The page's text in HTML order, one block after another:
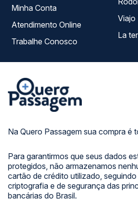
Na Quero Passagem sua compra é
Para garantirmos que seus dados
protegidos, não armazenamos
cartão de crédito utilizado,
criptografia e de segurança das
bancárias do Brasil.
Minha Conta
Atendimento Online
Trabalhe Conosco
Viajo